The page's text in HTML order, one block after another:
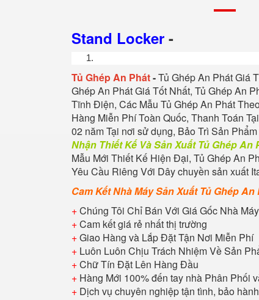
Stand Locker -
Tủ Ghép An Phát-Tủ Ghép An PhátGiá
Ghép An PhátGiá Tốt Nhất, Tủ Ghép An
Tĩnh Điện, Các Mẫu Tủ Ghép An Phát
Hàng Miễn Phí Toàn Quốc, Thanh Toán
02 năm Tại nơi sử dụng, Bảo Trì Sản
Nhận Thiết Kế Và Sản XuấtTủ Ghép An
Mẫu Mới Thiết Kế Hiện Đại, Tủ Ghép An
Yêu Cầu Riêng Với Dây chuyền sản xuất
Cam Kết Nhà Máy Sản XuấtTủ Ghép An
+Chúng Tôi Chỉ Bán Với Giá Gốc Nhà
+Cam kết giá rẻ nhất thị trường
+Giao Hàng và Lắp Đặt Tận Nơi Miễn Phí
+ Luôn Luôn Chịu Trách Nhiệm Về Sản
+Chữ Tín Đặt Lên Hàng Đầu
+ Hàng Mới 100% đến tay nhà Phân Phối
+ Dịch vụ chuyên nghiệp tận tình, bảo